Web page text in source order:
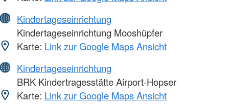
Kindertageseinrichtung
Kindertageseinrichtung Mooshüpfer
Karte: Link zur Google Maps Ansicht
Kindertageseinrichtung
BRK Kindertragesstätte Airport-Hopser
Karte: Link zur Google Maps Ansicht